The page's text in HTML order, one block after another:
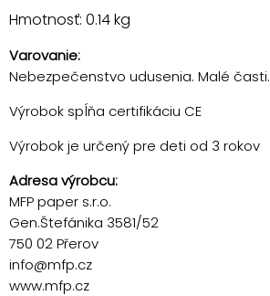
Hmotnosť: 0.14 kg
Varovanie:
Nebezpečenstvo udusenia. Malé časti.
Výrobok spĺňa certifikáciu CE
Výrobok je určený pre deti od 3 rokov
Adresa výrobcu:
MFP paper s.r.o.
Gen.Štefánika 3581/52
750 02 Přerov
info@mfp.cz
www.mfp.cz